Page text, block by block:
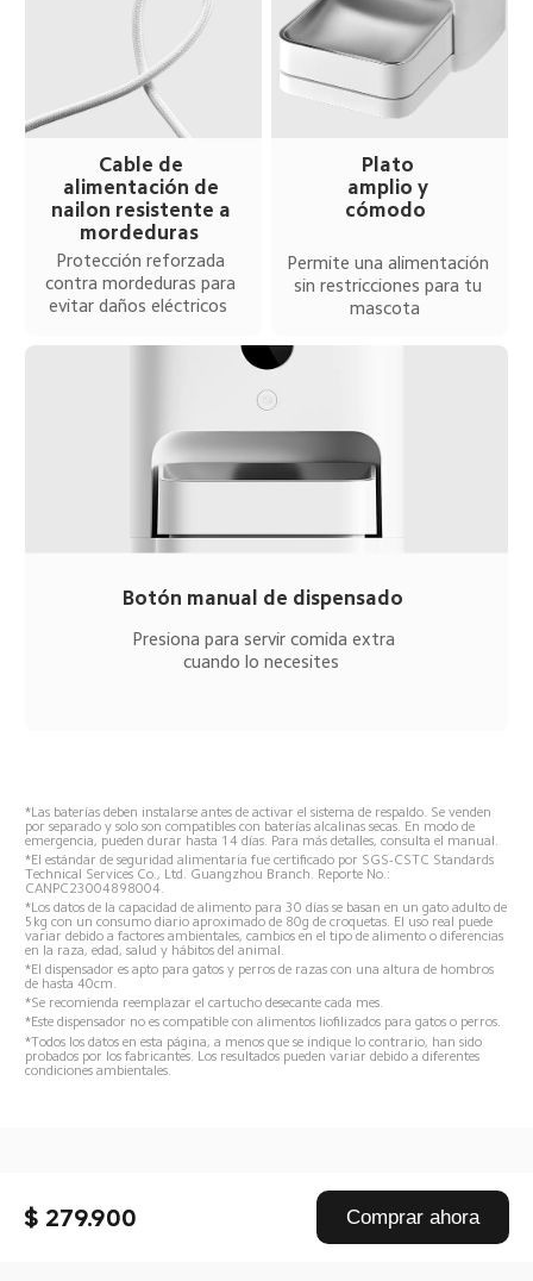
$ 279.900 Comprar ahora
Cable de
alimentación de
nailon resistente a
mordeduras
Protección reforzada
contra mordeduras para
evitar daños eléctricos
Plato
amplio y
cómodo
Permite una alimentación
sin restricciones para tu
mascota
Botón manual de dispensado
Presiona para servir comida extra
cuando lo necesites
*Las baterías deben instalarse antes de activar el sistema de respaldo. Se venden
por separado y solo son compatibles con baterías alcalinas secas. En modo de
emergencia, pueden durar hasta 14 días. Para más detalles, consulta el manual.
*El estándar de seguridad alimentaria fue certificado por SGS-CSTC Standards
Technical Services Co., Ltd. Guangzhou Branch. Reporte No.:
CANPC23004898004.
*Los datos de la capacidad de alimento para 30 días se basan en un gato adulto de
5kg con un consumo diario aproximado de 80g de croquetas. El uso real puede
variar debido a factores ambientales, cambios en el tipo de alimento o diferencias
en la raza, edad, salud y hábitos del animal.
*El dispensador es apto para gatos y perros de razas con una altura de hombros
de hasta 40cm.
*Se recomienda reemplazar el cartucho desecante cada mes.
*Este dispensador no es compatible con alimentos liofilizados para gatos o perros.
*Todos los datos en esta página, a menos que se indique lo contrario, han sido
probados por los fabricantes. Los resultados pueden variar debido a diferentes
condiciones ambientales.